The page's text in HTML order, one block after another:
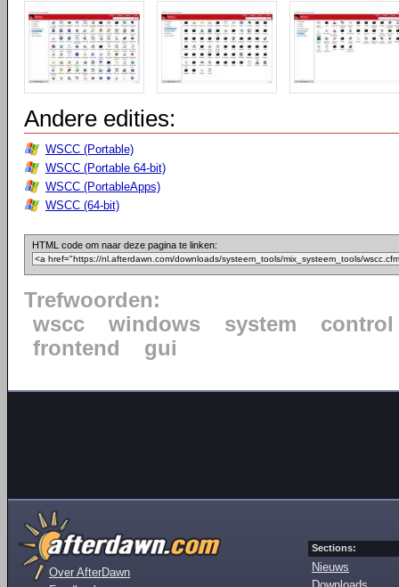
Andere edities:
WSCC (Portable)
WSCC (Portable 64-bit)
WSCC (PortableApps)
WSCC (64-bit)
HTML code om naar deze pagina te linken:
Trefwoorden:
wscc
windows system
control
frontend
gui
Over AfterDawn
Sections:
Nieuws